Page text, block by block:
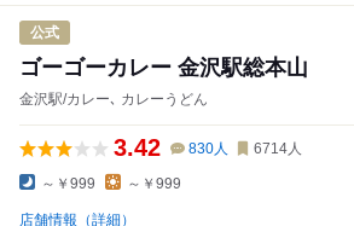
公式
ゴーゴーカレー 金沢駅総本山
金沢駅/カレー､ カレーうどん
3.42 830人 6714人
～￥999 ～￥999
店舗情報（詳細）